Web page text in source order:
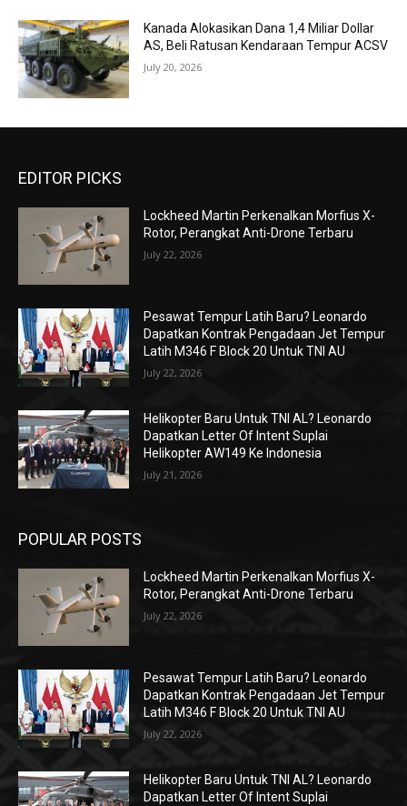
Kanada Alokasikan Dana 1,4 Miliar Dollar
AS, Beli Ratusan Kendaraan Tempur ACSV
July 20, 2026
EDITOR PICKS
Lockheed Martin Perkenalkan Morfius X-
Rotor, Perangkat Anti-Drone Terbaru
July 22, 2026
Pesawat Tempur Latih Baru? Leonardo
Dapatkan Kontrak Pengadaan Jet Tempur
Latih M346 F Block 20 Untuk TNI AU
July 22, 2026
Helikopter Baru Untuk TNI AL? Leonardo
Dapatkan Letter Of Intent Suplai
Helikopter AW149 Ke Indonesia
July 21, 2026
POPULAR POSTS
Lockheed Martin Perkenalkan Morfius X-
Rotor, Perangkat Anti-Drone Terbaru
July 22, 2026
Pesawat Tempur Latih Baru? Leonardo
Dapatkan Kontrak Pengadaan Jet Tempur
Latih M346 F Block 20 Untuk TNI AU
July 22, 2026
Helikopter Baru Untuk TNI AL? Leonardo
Dapatkan Letter Of Intent Suplai